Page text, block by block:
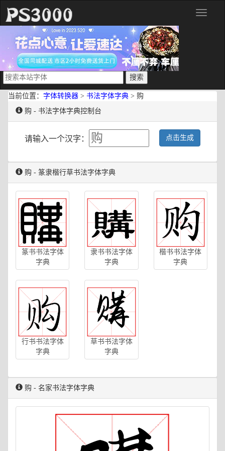
分
当前位置： 字体转换器 > 书法字体字典 > 购
购 - 书法字体字典控制台
请输入一个汉字： 点击生成
购 - 篆隶楷行草书法字体字典
篆书书法字体
字典
隶书书法字体
字典
楷书书法字体
字典
行书书法字体
字典
草书书法字体
字典
购 - 名家书法字体字典